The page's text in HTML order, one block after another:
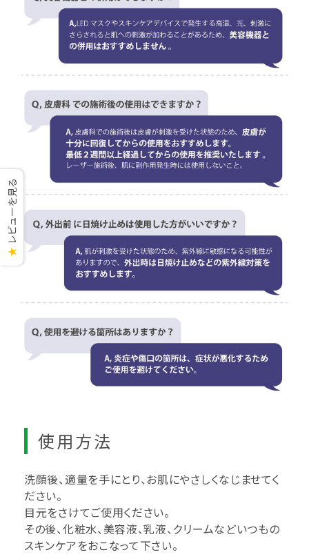
使用方法
洗顔後、適量を手にとり、お肌にやさしくなじませてく
ださい。
目元をさけてご使用ください。
その後、化粧水、美容液、乳液、クリームなどいつもの
スキンケアをおこなって下さい。
★
レビューを見る